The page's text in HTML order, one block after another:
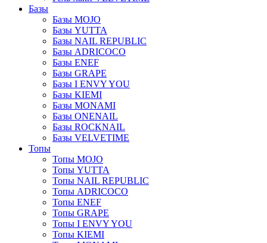
Базы
Базы MOJO
Базы YUTTA
Базы NAIL REPUBLIC
Базы ADRICOCO
Базы ENEF
Базы GRAPE
Базы I ENVY YOU
Базы KIEMI
Базы MONAMI
Базы ONENAIL
Базы ROCKNAIL
Базы VELVETIME
Топы
Топы MOJO
Топы YUTTA
Топы NAIL REPUBLIC
Топы ADRICOCO
Топы ENEF
Топы GRAPE
Топы I ENVY YOU
Топы KIEMI